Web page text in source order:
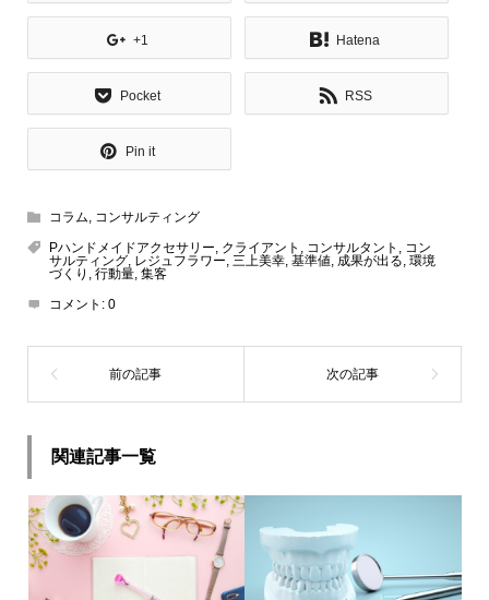
+1 Hatena
Pocket RSS
Pin it
コラム
コンサルティング
Pハンドメイドアクセサリー クライアント コンサルタント
コン
サルティング, レジュフラワー 三上美幸, 基準値, 成果が出る 環境
づくり
行動量, 集客
コメント: 0
関連記事一覧